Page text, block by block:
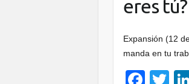
eres tú?
Expansión (12
manda en tu
F
T